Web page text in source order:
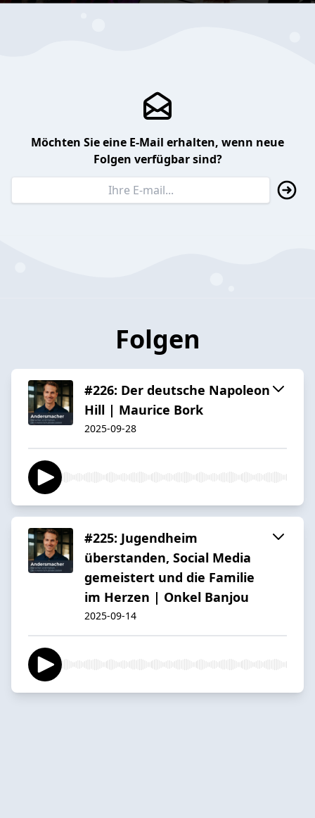
Möchten Sie eine E-Mail erhalten, wenn neue
Folgen verfügbar sind?
Folgen
#226: Der deutsche Napoleon
Hill | Maurice Bork
2025-09-28
#225: Jugendheim
überstanden, Social Media
gemeistert und die Familie
im Herzen | Onkel Banjou
2025-09-14